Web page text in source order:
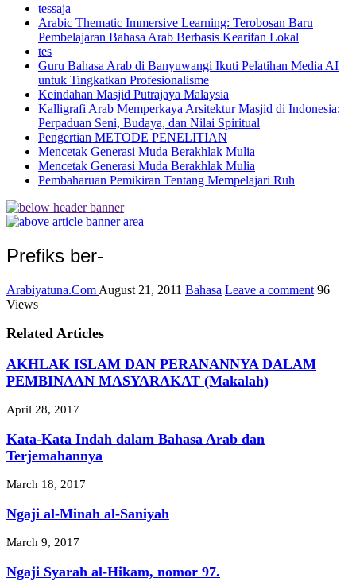
tessaja
Arabic Thematic Immersive Learning: Terobosan Baru
Pembelajaran Bahasa Arab Berbasis Kearifan Lokal
tes
Guru Bahasa Arab di Banyuwangi Ikuti Pelatihan Media AI
untuk Tingkatkan Profesionalisme
Keindahan Masjid Putrajaya Malaysia
Kalligrafi Arab Memperkaya Arsitektur Masjid di Indonesia:
Perpaduan Seni, Budaya, dan Nilai Spiritual
Pengertian METODE PENELITIAN
Mencetak Generasi Muda Berakhlak Mulia
Mencetak Generasi Muda Berakhlak Mulia
Pembaharuan Pemikiran Tentang Mempelajari Ruh
Prefiks ber-
Arabiyatuna.Com August 21, 2011 Bahasa Leave a comment 96
Views
Related Articles
AKHLAK ISLAM DAN PERANANNYA DALAM
PEMBINAAN MASYARAKAT (Makalah)
April 28, 2017
Kata-Kata Indah dalam Bahasa Arab dan
Terjemahannya
March 18, 2017
Ngaji al-Minah al-Saniyah
March 9, 2017
Ngaji Syarah al-Hikam, nomor 97.